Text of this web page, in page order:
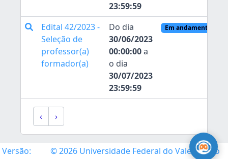
23:59:59
Edital 42/2023 -
Seleção de
professor(a)
formador(a)
Do dia
30/06/2023
00:00:00a
o dia
30/07/2023
23:59:59
Em andamento
‹ ›
Versão:
© 2026 Universidade Federal do Vale do São